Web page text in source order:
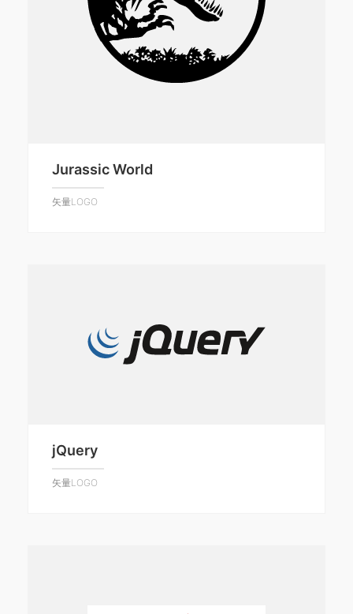
Jurassic World
矢量LOGO
jQuery
矢量LOGO